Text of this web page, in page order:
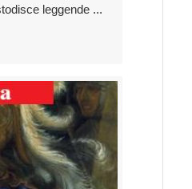
leggende ...